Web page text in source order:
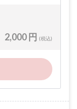
2,000 円 (税込)